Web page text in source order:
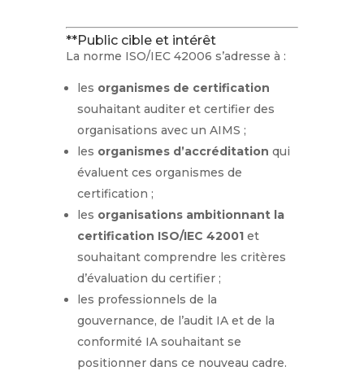
**Public cible et intérêt
La norme ISO/IEC 42006 s’adresse à :
les organismes de certification
souhaitant auditer et certifier des
organisations avec un AIMS ;
les organismes d’accréditation qui
évaluent ces organismes de
certification ;
les organisations ambitionnant la
certification ISO/IEC 42001et
souhaitant comprendre les critères
d’évaluation du certifier ;
les professionnels de la
gouvernance, de l’audit IA et de la
conformité IA souhaitant se
positionner dans ce nouveau cadre.